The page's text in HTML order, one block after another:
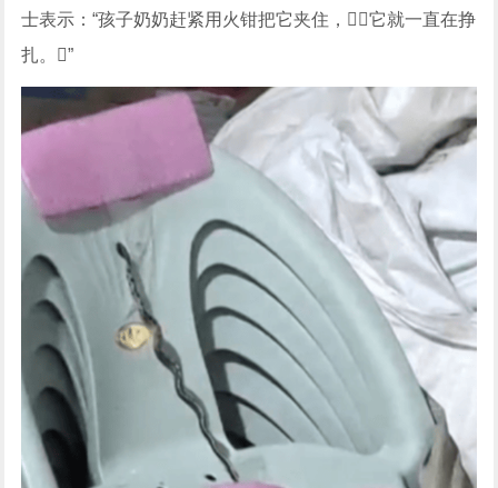
士表示：“孩子奶奶赶紧用火钳把它夹住，它就一直在挣
扎。”